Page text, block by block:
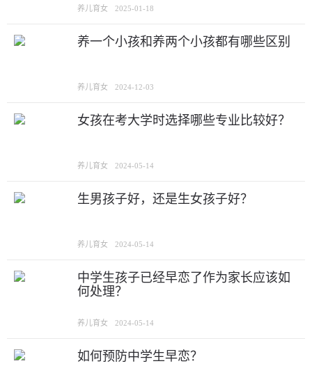
养儿育女 2025-01-18
养一个小孩和养两个小孩都有哪些区别
养儿育女 2024-12-03
女孩在考大学时选择哪些专业比较好？
养儿育女 2024-05-14
生男孩子好，还是生女孩子好？
养儿育女 2024-05-14
中学生孩子已经早恋了作为家长应该如
何处理？
养儿育女 2024-05-14
如何预防中学生早恋？